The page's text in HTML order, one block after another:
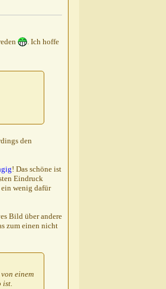
. Ich hoffe
den
! Das schöne ist
Eindruck
ein wenig dafür
Bild über andere
zum einen nicht
einem
ist.